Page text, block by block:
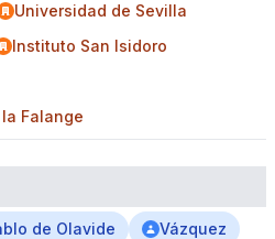
Universidad de Sevilla
Instituto San Isidoro
Falange
de Olavide
Vázquez